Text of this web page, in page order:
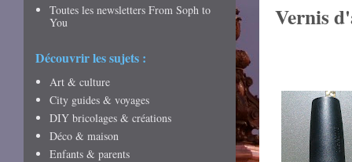
Vernis
Toutes les newsletters From Soph to
You
Découvrir les sujets :
Art & culture
City guides & voyages
DIY bricolages & créations
Déco & maison
Enfants & parents